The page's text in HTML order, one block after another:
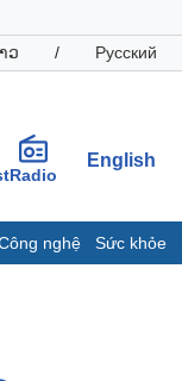
ວ / Русский
Radio
English
nghệ Sức khỏe